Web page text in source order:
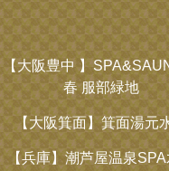
【大阪豊中 】
春 服部緑地
【大阪箕面】箕面湯元
【兵庫】潮芦屋温泉